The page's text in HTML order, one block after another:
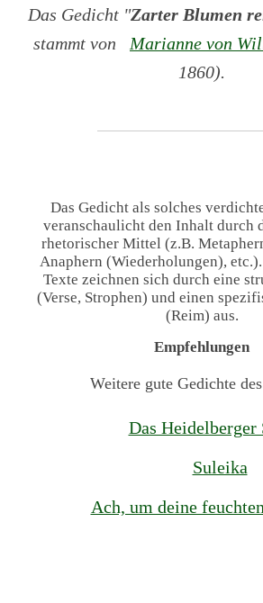
Das Gedicht "Zarter Blumen
stammt von
Marianne von
1860).
Das Gedicht als solches
veranschaulicht den Inhalt durch
rhetorischer Mittel (z.B.
Anaphern (Wiederholungen),
Texte zeichnen sich durch eine
(Verse, Strophen) und einen
(Reim) aus.
Empfehlungen
Weitere gute Gedichte
Das Heidelberger
Suleika
Ach, um deine